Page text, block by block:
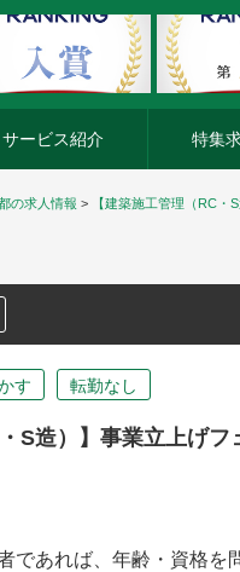
ならアージスジャパン
サービス紹介 特集
の求人情報 > 【建築施工管理（RC
す 転勤なし
S造）】事業立上げ
であれば、年齢・資格を